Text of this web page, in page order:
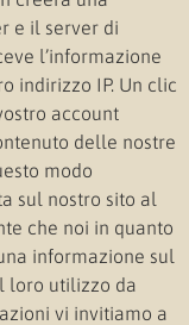
e il server di
l’informazione
indirizzo IP. Un clic
account
delle nostre
modo
sul nostro sito al
che noi in quanto
informazione sul
loro utilizzo da
vi invitiamo a